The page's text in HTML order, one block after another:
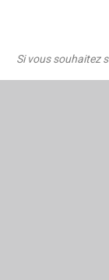
Si vous souhaitez